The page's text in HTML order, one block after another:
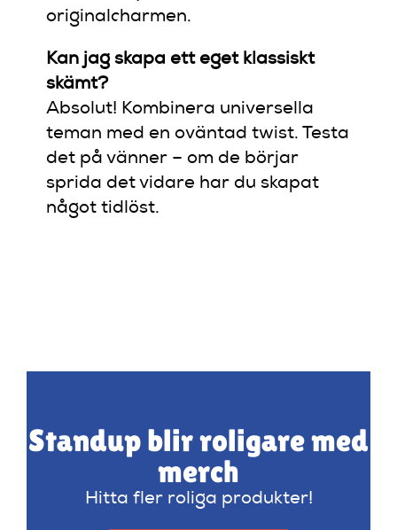
originalcharmen.
Kan jag skapa ett eget klassiskt
skämt?
Absolut! Kombinera universella
teman med en oväntad twist. Testa
det på vänner – om de börjar
sprida det vidare har du skapat
något tidlöst.
Standup blir roligare med
merch
Hitta fler roliga produkter!